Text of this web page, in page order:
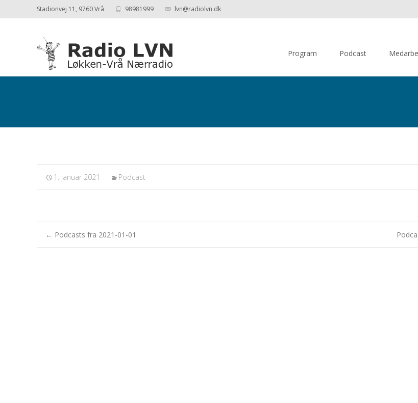
Stadionvej 11, 9760 Vrå 98981999 lvn@radiolvn.dk
Program Podcast
1. januar 2021 Podcast
Post
← Podcasts fra 2021-01-01